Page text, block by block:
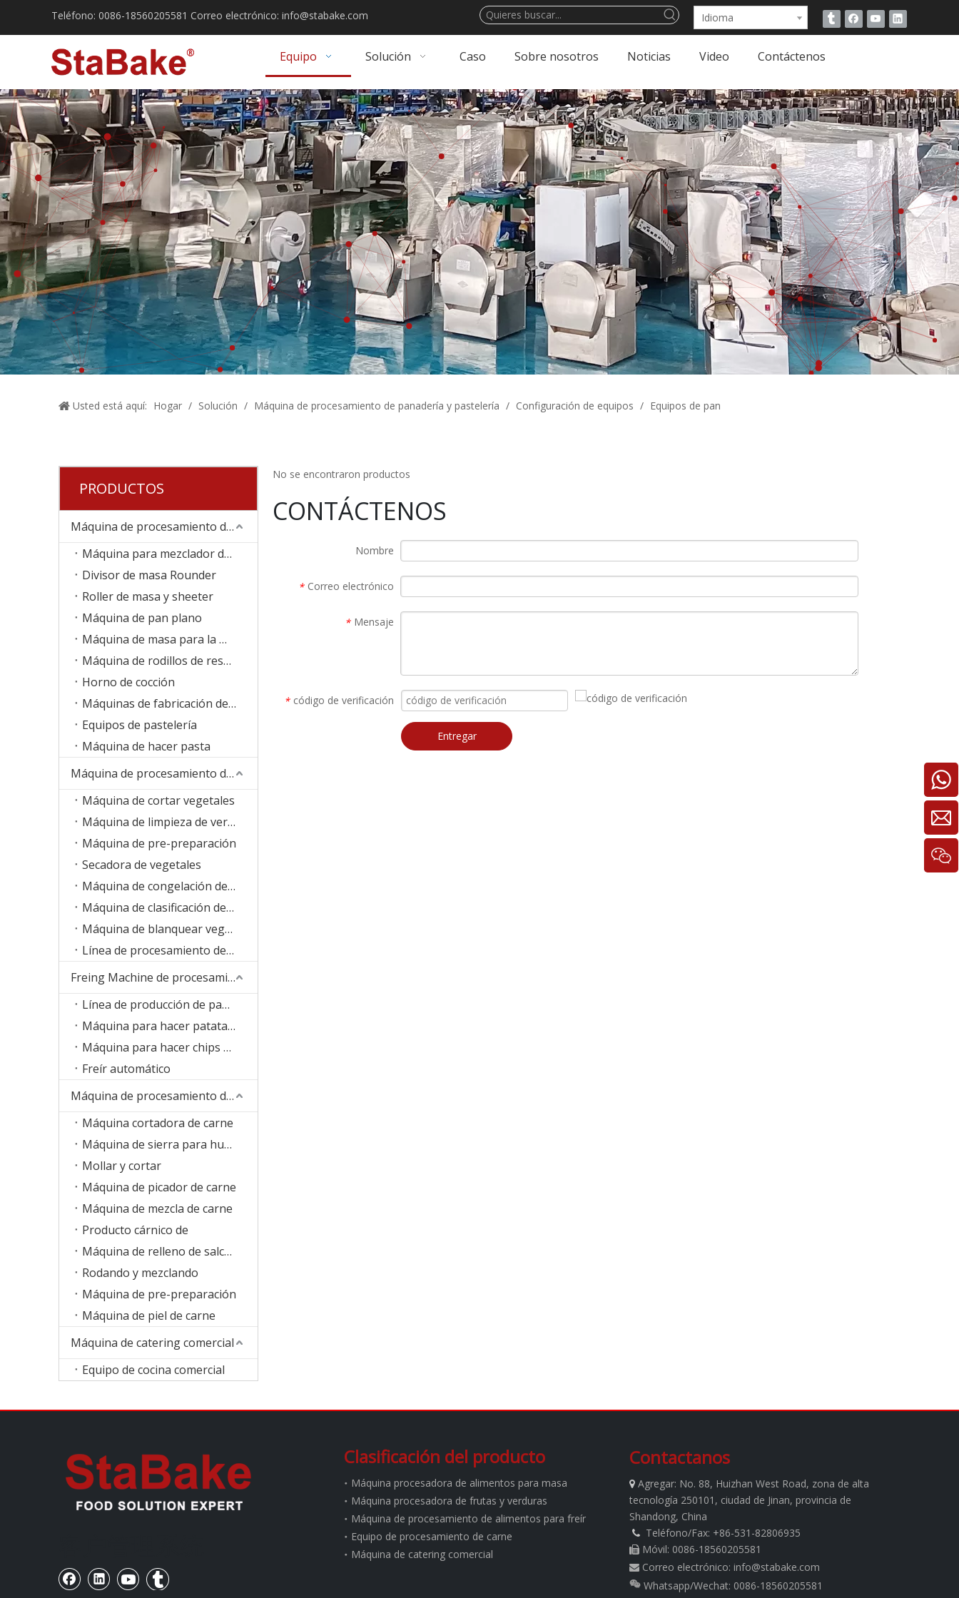
Teléfono: 0086-18560205581 Correo electrónico: info@stabake.com Idioma
Equipo Solución Caso Sobre nosotros Noticias Video Contáctenos
Usted está aquí: Hogar / Solución / Máquina de procesamiento de panadería y pastelería / Configuración de equipos / Equipos de pan
PRODUCTOS
Máquina de procesamiento de alimentos
Máquina para mezclador de masa
Divisor de masa Rounder
Roller de masa y sheeter
Máquina de pan plano
Máquina de masa para la masa
Máquina de rodillos de resorte
Horno de cocción
Máquinas de fabricación de galletas
Equipos de pastelería
Máquina de hacer pasta
Máquina de procesamiento de verduras de frutas
Máquina de cortar vegetales
Máquina de limpieza de verduras
Máquina de pre-preparación
Secadora de vegetales
Máquina de congelación de vegetales
Máquina de clasificación de verduras
Máquina de blanquear vegetales
Línea de procesamiento de frutas y verduras
Freing Machine de procesamiento de alimentos
Línea de producción de papas fritas congeladas
Máquina para hacer patatas fritas
Máquina para hacer chips de plátano
Freír automático
Máquina de procesamiento de carne
Máquina cortadora de carne
Máquina de sierra para huesos
Mollar y cortar
Máquina de picador de carne
Máquina de mezcla de carne
Producto cárnico de
Máquina de relleno de salchichas
Rodando y mezclando
Máquina de pre-preparación
Máquina de piel de carne
Máquina de catering comercial
Equipo de cocina comercial
No se encontraron productos
CONTÁCTENOS
Nombre
* Correo electrónico
* Mensaje
* código de verificación
Entregar
Clasificación del producto
Máquina procesadora de alimentos para masa
Máquina procesadora de frutas y verduras
Máquina de procesamiento de alimentos para freír
Equipo de procesamiento de carne
Máquina de catering comercial
Contactanos
 Agregar: No. 88, Huizhan West Road, zona de alta
tecnología 250101, ciudad de Jinan, provincia de
Shandong, China
 Teléfono/Fax: +86-531-82806935
 Móvil: 0086-18560205581
 Correo electrónico: info@stabake.com
Whatsapp/Wechat: 0086-18560205581